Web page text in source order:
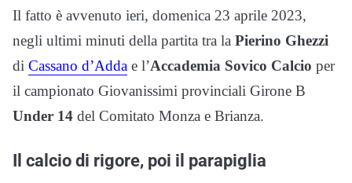
Il fatto è avvenuto ieri, domenica 23 aprile 2023,
negli ultimi minuti della partita tra la Pierino Ghezzi
di Cassano d’Adda e l’Accademia Sovico Calcio per
il campionato Giovanissimi provinciali Girone B
Under 14 del Comitato Monza e Brianza.
Il calcio di rigore, poi il parapiglia